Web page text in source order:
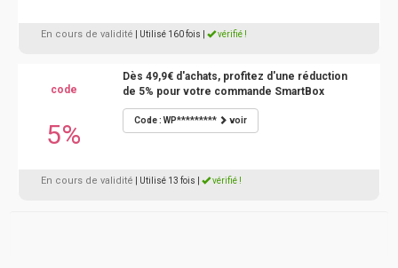
En cours de validité | Utilisé 160 fois vérifié !
code
5%
Dès 49,9€ d'achats, profitez d'une réduction
de 5% pour votre commande SmartBox
Code : WP********* voir
En cours de validité | Utilisé 13 fois vérifié !